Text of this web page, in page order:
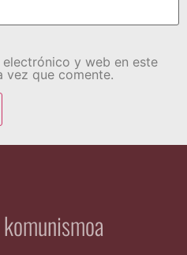
y web en este
vez que comente.